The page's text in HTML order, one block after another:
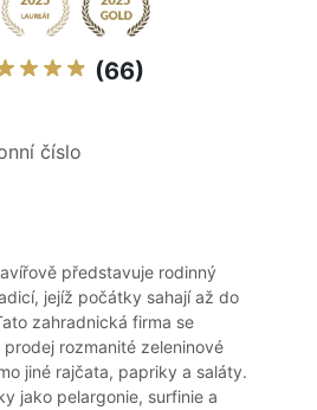
(66)
číslo
představuje rodinný
jejíž počátky sahají až do
zahradnická firma se
rozmanité zeleninové
jiné rajčata, papriky a saláty.
jako pelargonie, surfinie a